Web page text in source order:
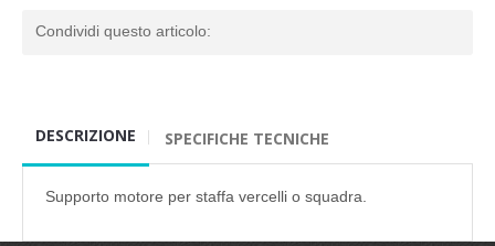
Condividi questo articolo:
DESCRIZIONE SPECIFICHE TECNICHE
Supporto motore per staffa vercelli o squadra.